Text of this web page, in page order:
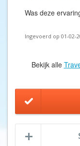
Was deze
Ingevoerd op 01-02-
Bekijk alle